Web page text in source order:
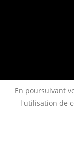
En poursuivant
l'utilisation de